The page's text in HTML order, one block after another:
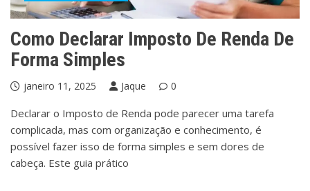
Como Declarar Imposto De Renda De
Forma Simples
janeiro 11, 2025 Jaque 0
Declarar o Imposto de Renda pode parecer uma tarefa
complicada, mas com organização e conhecimento, é
possível fazer isso de forma simples e sem dores de
cabeça. Este guia prático